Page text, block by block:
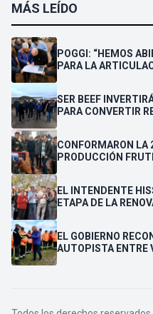
MÁS LEÍDO
POGGI: “HEMOS
PARA LA
SER BEEF
PARA CONVERTIR
CONFORMARON LA
PRODUCCIÓN
EL INTENDENTE
ETAPA DE LA
EL GOBIERNO
AUTOPISTA ENTRE